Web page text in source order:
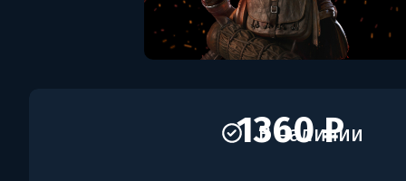
1360 ₽
В наличии